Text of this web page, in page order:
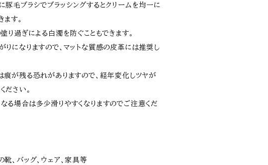
豚毛ブラシでブラッシングするとクリームを均一に
ます｡
り過ぎによる白濁を防ぐこともできます｡
りになりますので､マットな質感の皮革には推奨し
痕が残る恐れがありますので、経年変化しツヤが
ださい。
る場合は多少滑りやすくなりますのでご注意くだ
、バッグ、ウェア、家具等